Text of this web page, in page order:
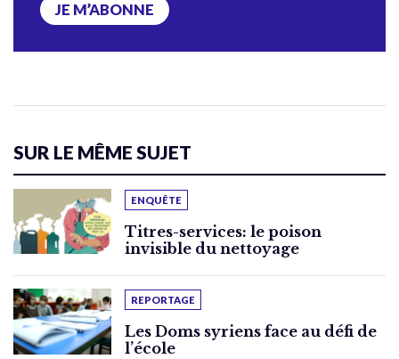
JE M’ABONNE
SUR LE MÊME SUJET
ENQUÊTE
Titres-services: le poison
invisible du nettoyage
REPORTAGE
Les Doms syriens face au défi de
l’école